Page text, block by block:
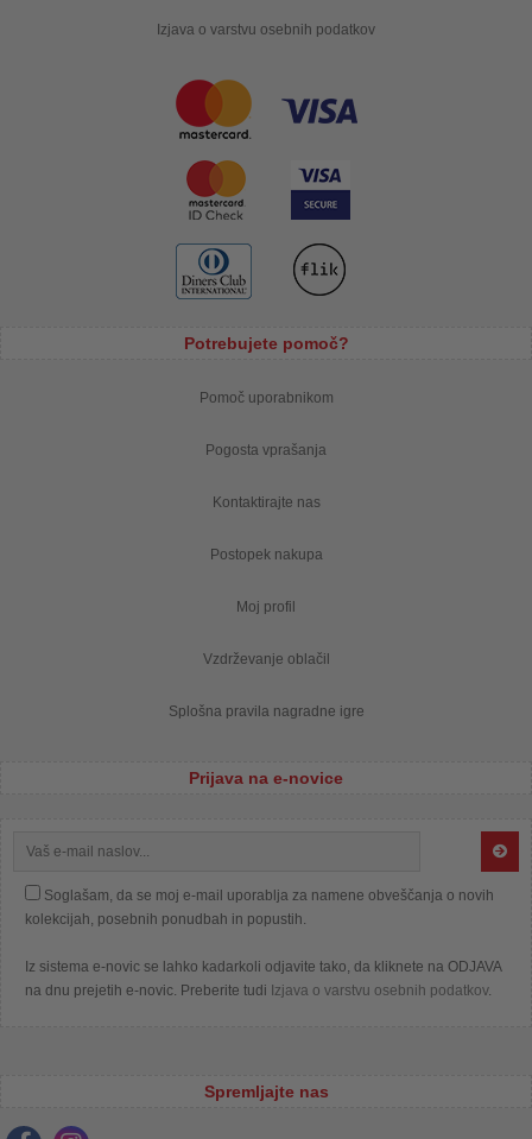
Izjava o varstvu osebnih podatkov
Potrebujete pomoč?
Pomoč uporabnikom
Pogosta vprašanja
Kontaktirajte nas
Postopek nakupa
Moj profil
Vzdrževanje oblačil
Splošna pravila nagradne igre
Prijava na e-novice
Soglašam, da se moj e-mail uporablja za namene obveščanja o novih
kolekcijah, posebnih ponudbah in popustih.
Iz sistema e-novic se lahko kadarkoli odjavite tako, da kliknete na ODJAVA
na dnu prejetih e-novic. Preberite tudi Izjava o varstvu osebnih podatkov.
Spremljajte nas